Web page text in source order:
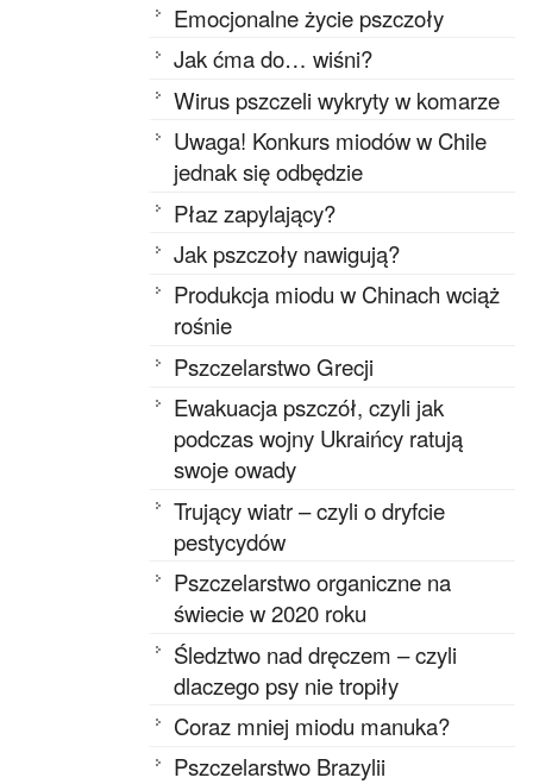
Emocjonalne życie pszczoły
Jak ćma do… wiśni?
Wirus pszczeli wykryty w komarze
Uwaga! Konkurs miodów w Chile
jednak się odbędzie
Płaz zapylający?
Jak pszczoły nawigują?
Produkcja miodu w Chinach wciąż
rośnie
Pszczelarstwo Grecji
Ewakuacja pszczół, czyli jak
podczas wojny Ukraińcy ratują
swoje owady
Trujący wiatr – czyli o dryfcie
pestycydów
Pszczelarstwo organiczne na
świecie w 2020 roku
Śledztwo nad dręczem – czyli
dlaczego psy nie tropiły
Coraz mniej miodu manuka?
Pszczelarstwo Brazylii